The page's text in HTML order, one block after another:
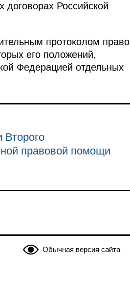
договорах Российской
протоколом право
его положений,
Федерацией отдельных
правовой помощи
Обычная версия сайта